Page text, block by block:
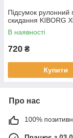
Підсумок рулонний
скидання KIBORG
В наявності
720 ₴
Купити
Про нас
100%